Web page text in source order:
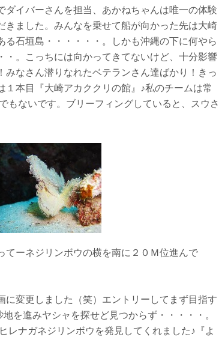
ダイバーさんを担当、あかねちゃんは唯一の体験
きました。みんなを乗せて船が向かった先は大崎
る石垣島・・・・・・。しかも沖縄の下に何やら
・。こっちには向かってきてないけど、十分影響
みなさん潜りなれたベテランさん達ばかり！きっ
１本目『大崎アカククリの館』♪私のチームは常
ないです。ブリーフィングしていると、スウさ
てーネジリンボウの横を南に２０Ｍ位進んで
に変更しました（笑）エントリーしてまず目指す
を進みヤシャを探せど見つからず・・・・・。
レナガネジリンボウを発見してくれました♪『よ